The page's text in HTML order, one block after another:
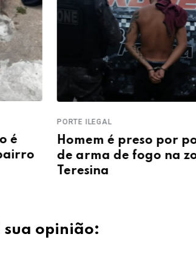
é preso por porte ilegal
de fogo na zona sul de
sua opinião: